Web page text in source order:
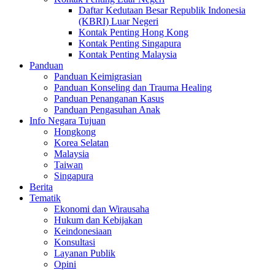
Daftar Kedutaan Besar Republik Indonesia
(KBRI) Luar Negeri
Kontak Penting Hong Kong
Kontak Penting Singapura
Kontak Penting Malaysia
Panduan
Panduan Keimigrasian
Panduan Konseling dan Trauma Healing
Panduan Penanganan Kasus
Panduan Pengasuhan Anak
Info Negara Tujuan
Hongkong
Korea Selatan
Malaysia
Taiwan
Singapura
Berita
Tematik
Ekonomi dan Wirausaha
Hukum dan Kebijakan
Keindonesiaan
Konsultasi
Layanan Publik
Opini